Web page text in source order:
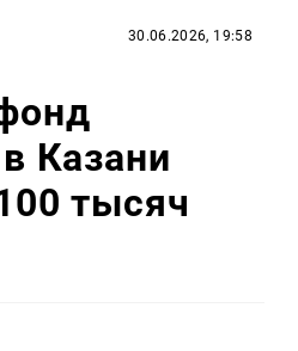
30.06.2026, 19:58
Казани
тысяч